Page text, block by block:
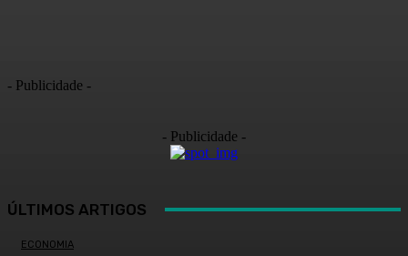
- Publicidade -
- Publicidade -
ÚLTIMOS ARTIGOS
ECONOMIA